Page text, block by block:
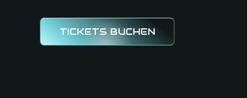
TICKETS BUCHEN